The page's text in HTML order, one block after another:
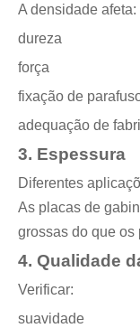
A densidade afeta:
dureza
força
fixação de
adequação de
3. Espessura
Diferentes
As placas de
grossas do que
4. Qualidade
Verificar:
suavidade